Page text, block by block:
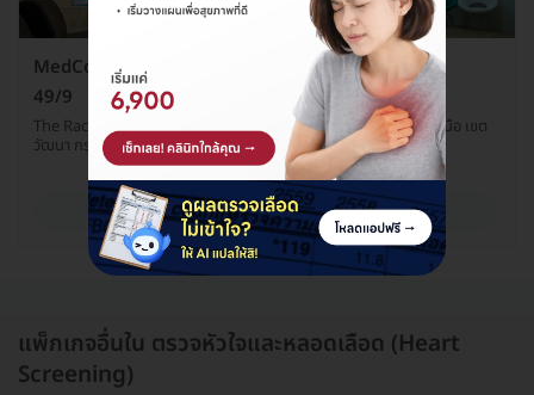
MedConsult Bangkok Medical Clinic สาขาสุขุมวิท
49/9
The Racquet Club อาคาร 2 ชั้น 3 ซ. สุขุมวิท 49/9 แขวงคลองตันเหนือ เขต
วัฒนา กรุงเทพมหานคร 10110
ดูรายละเอียด
แพ็กเกจอื่นใน ตรวจหัวใจและหลอดเลือด (Heart
Screening)